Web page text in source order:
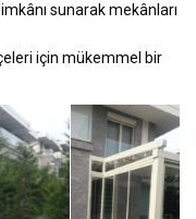
sunarak mekânları
için mükemmel bir